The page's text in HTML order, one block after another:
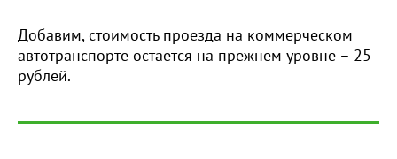
Добавим, стоимость проезда на коммерческом
автотранспорте остается на прежнем уровне – 25
рублей.